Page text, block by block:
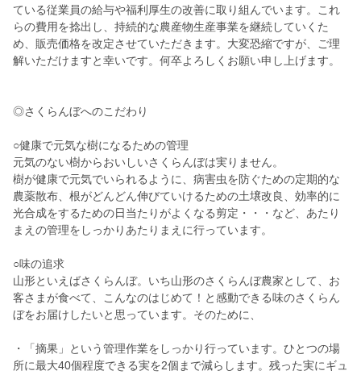
ている従業員の給与や福利厚生の改善に取り組んでいます。これ
らの費用を捻出し、持続的な農産物生産事業を継続していくた
め、販売価格を改定させていただきます。大変恐縮ですが、ご理
解いただけますと幸いです。何卒よろしくお願い申し上げます。
◎さくらんぼへのこだわり
○健康で元気な樹になるための管理
元気のない樹からおいしいさくらんぼは実りません。
樹が健康で元気でいられるように、病害虫を防ぐための定期的な
農薬散布、根がどんどん伸びていけるための土壌改良、効率的に
光合成をするための日当たりがよくなる剪定・・・など、あたり
まえの管理をしっかりあたりまえに行っています。
○味の追求
山形といえばさくらんぼ。いち山形のさくらんぼ農家として、お
客さまが食べて、こんなのはじめて！と感動できる味のさくらん
ぼをお届けしたいと思っています。そのために、
・「摘果」という管理作業をしっかり行っています。ひとつの場
所に最大40個程度できる実を2個まで減らします。残った実にギュ